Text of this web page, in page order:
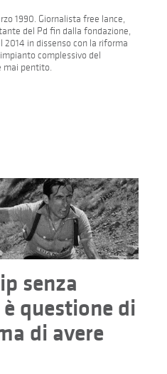
1990. Giornalista free lance,
del Pd fin dalla fondazione,
2014 in dissenso con la riforma
complessivo del
mai pentito.
senza
questione di
di avere